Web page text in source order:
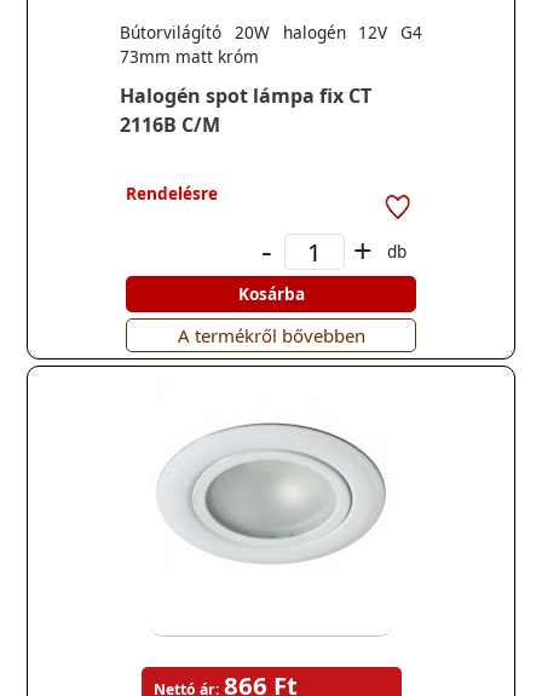
Halogén spot lámpa fix CT
2116B C/M
Bútorvilágító 20W halogén 12V G4
73mm matt króm
Rendelésre
- +
db
Kosárba
A termékről bővebben
Nettó ár: 866 Ft